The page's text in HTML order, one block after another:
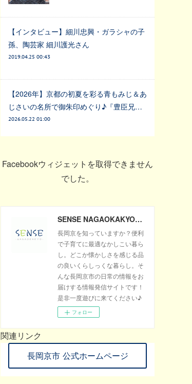
【インタビュー】細川忠興・ガラシャの子
孫、陶芸家 細川護光さん
2019.04.25 00:43
【2026年】京都の初夏を彩る青もみじ＆あ
じさいの名所で御朱印めぐり♪『豊臣兄…
2026.05.22 01:00
Facebookウィジェットを取得できません
でした。
SENSE NAGAOKAKYO ～長岡京市のサブサイト～
長岡京を知っていますか？便利
で子育てに最適なかしこい暮ら
し。どこか懐かしさを感じる品
の良いくらしっくな暮らし。そ
んな長岡京市の日常の情報をお
届けする情報発信サイトです！
是非一度遊びに来てください♪
フォロー
関連リンク
長岡京市 公式ホームページ